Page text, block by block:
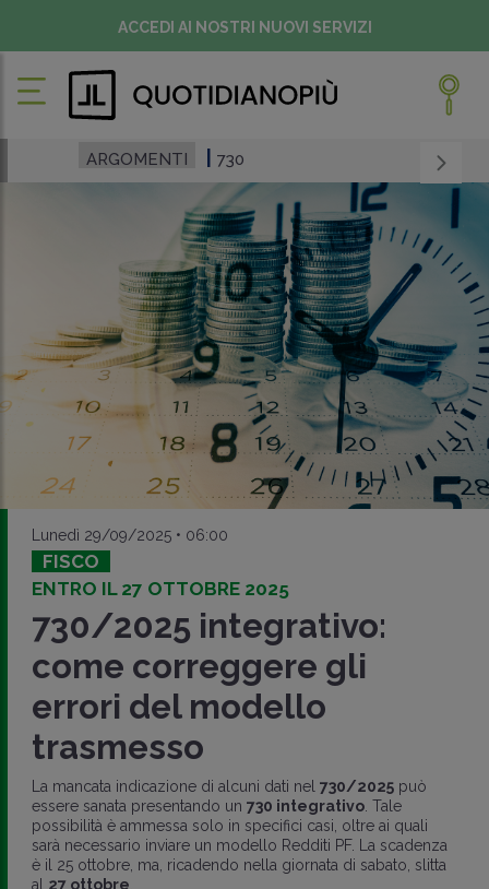
ACCEDI AI NOSTRI NUOVI SERVIZI
ARGOMENTI 730
Lunedì 29/09/2025 • 06:00
FISCO
ENTRO IL 27 OTTOBRE 2025
730/2025 integrativo:
come correggere gli
errori del modello
trasmesso
La mancata indicazione di alcuni dati nel 730/2025può
essere sanata presentando un 730 integrativo. Tale
possibilità è ammessa solo in specifici casi, oltre ai quali
sarà necessario inviare un modello Redditi PF. La scadenza
è il 25 ottobre, ma, ricadendo nella giornata di sabato, slitta
al 27 ottobre